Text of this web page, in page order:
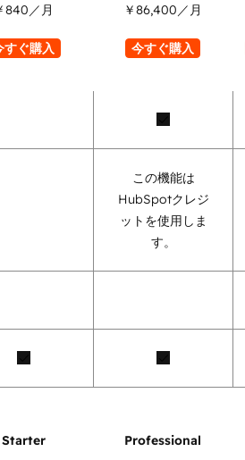
840 ／月
すぐ購入
￥86,400 ／月
今すぐ購入
この機能は
HubSpotクレジ
ットを使用しま
す。